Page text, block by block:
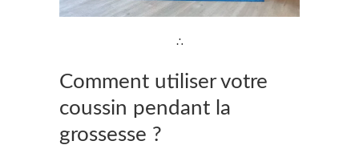
∴
Comment utiliser votre
coussin pendant la
grossesse ?